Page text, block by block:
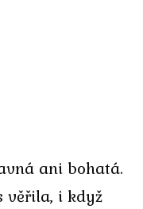
ani bohatá.
věřila, i když